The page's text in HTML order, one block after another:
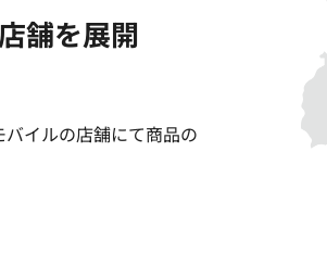
店舗を展開
イルの店舗にて商品の